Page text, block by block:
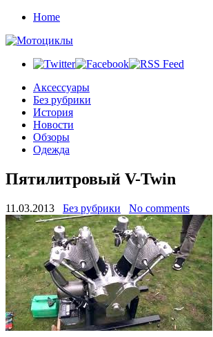
Home
Аксессуары
Без рубрики
История
Новости
Обзоры
Одежда
Пятилитровый V-Twin
11.03.2013 Без рубрики No comments